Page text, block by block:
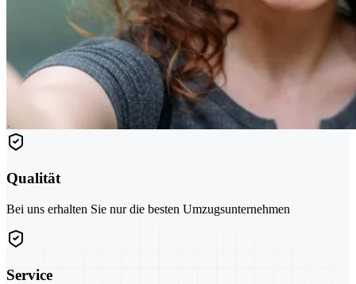
Qualität
Bei uns erhalten Sie nur die besten Umzugsunternehmen
Service